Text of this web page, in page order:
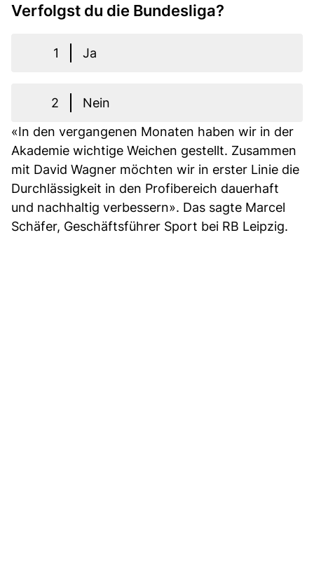
Verfolgst du die Bundesliga?
1 Ja
2
Nein
«In den vergangenen Monaten haben wir in der
Akademie wichtige Weichen gestellt. Zusammen
mit David Wagner möchten wir in erster Linie die
Durchlässigkeit in den Profibereich dauerhaft
und nachhaltig verbessern». Das sagte Marcel
Schäfer, Geschäftsführer Sport bei RB Leipzig.